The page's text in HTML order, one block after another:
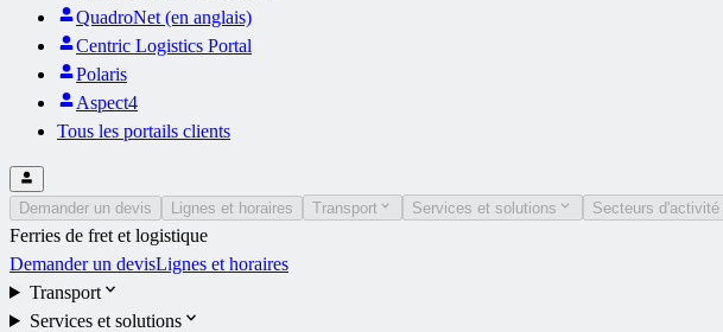
QuadroNet (en anglais)
Centric Logistics Portal
Polaris
Aspect4
Tous les portails clients
Demander un devis Lignes et horaires Transport Services et solutions Secteurs d'activité
Ferries de fret et logistique
Demander un devisLignes et horaires
Transport
Services et solutions